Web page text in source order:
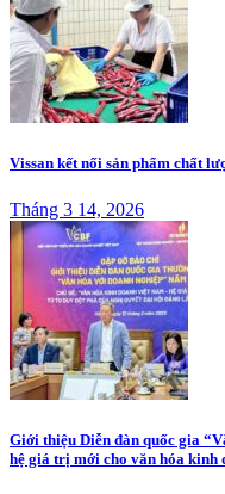
Vissan kết nối sản phẩm chất
Tháng 3 14, 2026
Giới thiệu Diễn đàn quốc gia
hệ giá trị mới cho văn hóa kinh